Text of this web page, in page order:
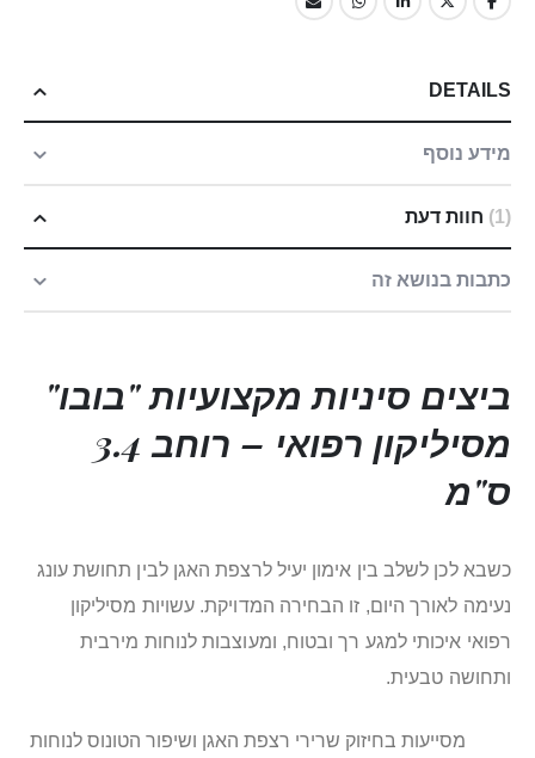
DETAILS
מידע נוסף
1 חוות דעת
כתבות בנושא זה
ביצים סיניות מקצועיות "בובו"
מסיליקון רפואי – רוחב 3.4
ס"מ
כשבא לכן לשלב בין אימון יעיל לרצפת האגן לבין תחושת עונג
נעימה לאורך היום, זו הבחירה המדויקת. עשויות מסיליקון
רפואי איכותי למגע רך ובטוח, ומעוצבות לנוחות מירבית
ותחושה טבעית.
מסייעות בחיזוק שרירי רצפת האגן ושיפור הטונוס לנוחות